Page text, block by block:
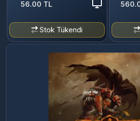
56.00 TL
Stok Tükendi